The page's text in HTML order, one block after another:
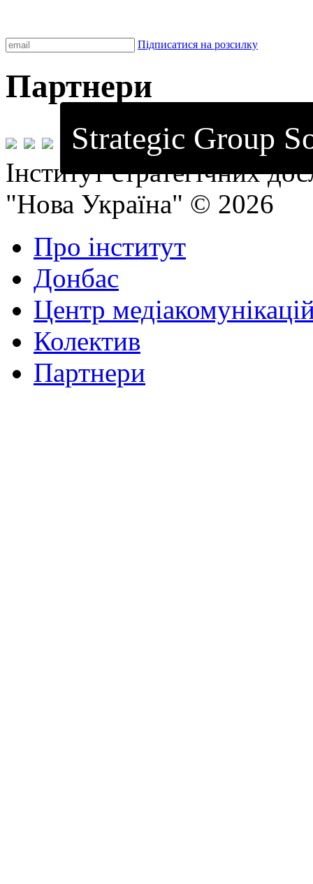
Підписатися на розсилку
Партнери
Strategic Group
Інститут стратегічних
"Нова Україна" © 2026
Про інститут
Донбас
Центр
Колектив
Партнери